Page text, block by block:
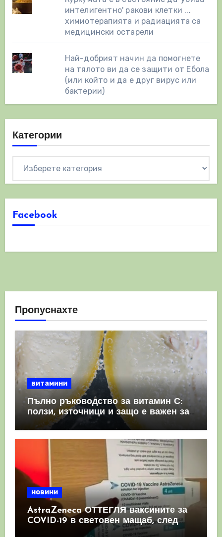
интелигентно' ракови клетки ...
химиотерапията и радиацията са
медицински остарели
Най-добрият начин да помогнете
на тялото ви да се защити от Ебола
(или който и да е друг вирус или
бактерии)
Категории
Facebook
Пропуснахте
витамини
Пълно ръководство за витамин С:
ползи, източници и защо е важен за
имунната система
новини
AstraZeneca ОТТЕГЛЯ ваксините за
COVID-19 в световен мащаб, след
като призна, че те причиняват